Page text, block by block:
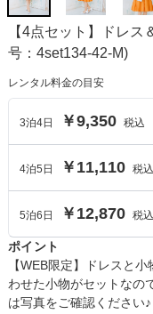
【4点セット】ドレ
号：4set134-42-M)
レンタル料金の目安
3泊4日 ￥9,350 税込
4泊5 日 ￥11,110 税込
5泊6 日 ￥12,870 税込
ポイント
【WEB限定】ドレスと
わせた小物がセットなの
は写真をご確認ください♪